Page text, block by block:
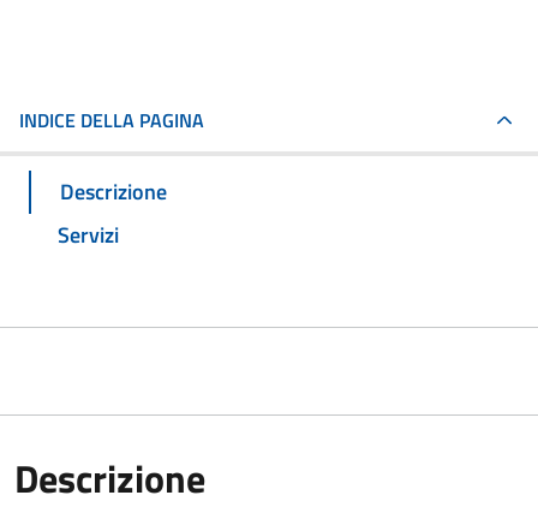
INDICE DELLA PAGINA
Descrizione
Servizi
Descrizione